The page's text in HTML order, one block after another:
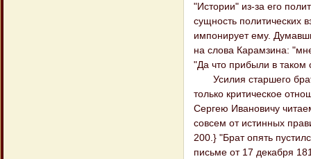
"Истории" из-за его
сущность политических
импонирует ему.
на слова Карамзина:
"Да что прибыли в таком
Усилия старшего
только критическое
Сергею Ивановичу
совсем от истинных
200.} "Брат опять
письме от 17 декабря